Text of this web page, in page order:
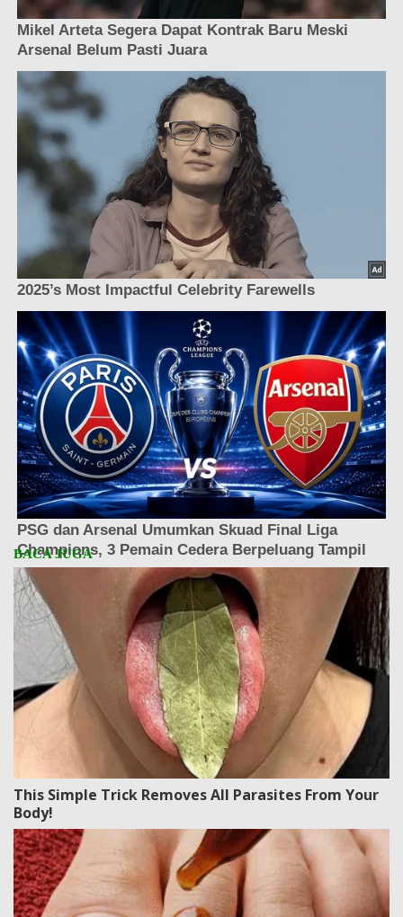
This Simple Trick Removes All Parasites From Your
Body!